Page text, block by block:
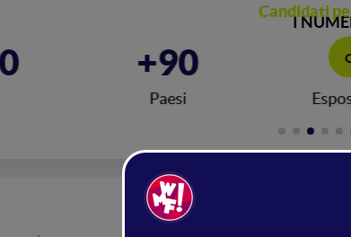
Candidati
I
+90
Paesi